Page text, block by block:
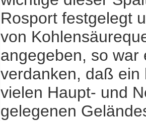
Rosport festgelegt
von
angegeben, so war
verdanken, daß ein
vielen Haupt- und
gelegenen